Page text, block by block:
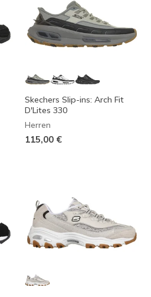
Skechers Slip-ins: Arch Fit
D'Lites 330
Herren
115,00 €